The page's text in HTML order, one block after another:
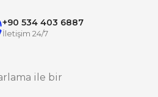
+90 534 403 6887
İletişim 24/7
ile bir